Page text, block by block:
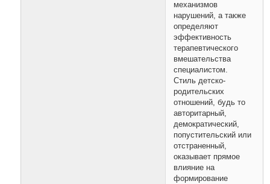
механизмов
нарушений, а также
определяют
эффективность
терапевтического
вмешательства
специалистом.
Стиль детско-
родительских
отношений, будь то
авторитарный,
демократический,
попустительский или
отстраненный,
оказывает прямое
влияние на
формирование